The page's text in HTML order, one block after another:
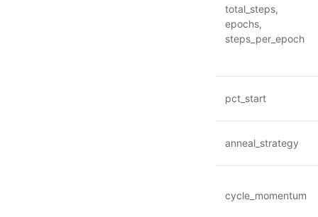
total_steps,
epochs,
steps_per_epoch
pct_start
anneal_strategy
cycle_momentum